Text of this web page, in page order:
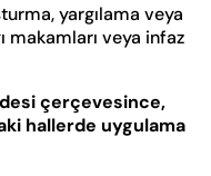
yargılama veya
makamları veya infaz
çerçevesince,
hallerde uygulama